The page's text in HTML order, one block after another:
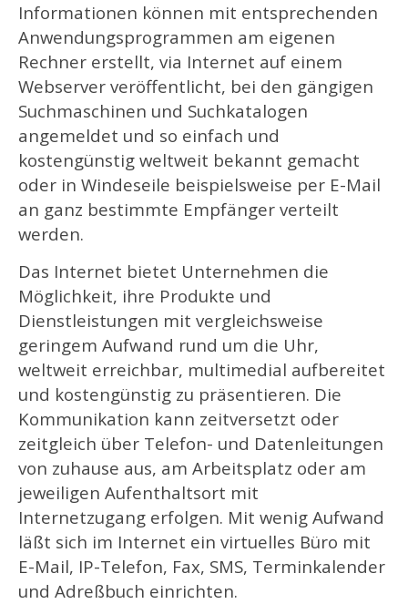
Informationen können mit entsprechenden
Anwendungsprogrammen am eigenen
Rechner erstellt, via Internet auf einem
Webserver veröffentlicht, bei den gängigen
Suchmaschinen und Suchkatalogen
angemeldet und so einfach und
kostengünstig weltweit bekannt gemacht
oder in Windeseile beispielsweise per E-Mail
an ganz bestimmte Empfänger verteilt
werden.
Das Internet bietet Unternehmen die
Möglichkeit, ihre Produkte und
Dienstleistungen mit vergleichsweise
geringem Aufwand rund um die Uhr,
weltweit erreichbar, multimedial aufbereitet
und kostengünstig zu präsentieren. Die
Kommunikation kann zeitversetzt oder
zeitgleich über Telefon- und Datenleitungen
von zuhause aus, am Arbeitsplatz oder am
jeweiligen Aufenthaltsort mit
Internetzugang erfolgen. Mit wenig Aufwand
läßt sich im Internet ein virtuelles Büro mit
E-Mail, IP-Telefon, Fax, SMS, Terminkalender
und Adreßbuch einrichten.